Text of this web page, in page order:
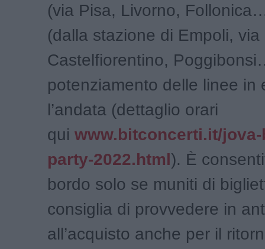
(via Pisa, Livorno,
(dalla stazione di Empoli, via
Castelfiorentino,
potenziamento delle linee in
l’andata (dettaglio orari
qui www.bitconcerti.it/jova-
party-2022.html). È
bordo solo se muniti di
consiglia di provvedere in
all’acquisto anche per il